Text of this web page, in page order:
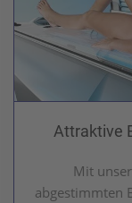
Attraktive
Mit
abgestimmten